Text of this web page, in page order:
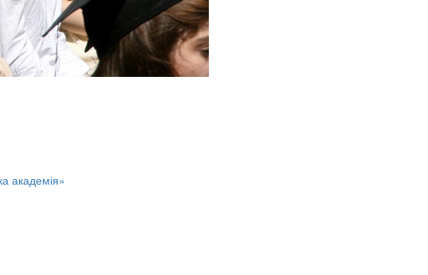
академія»